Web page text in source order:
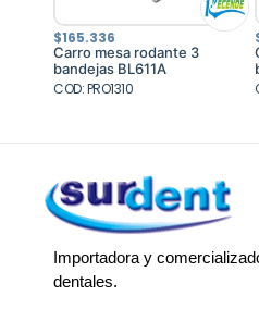
$165.336
Carro mesa rodante 3
bandejas BL611A
COD: PRO1310
Importadora y
dentales.